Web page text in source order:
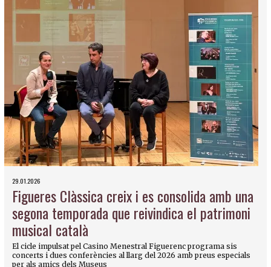
29.01.2026
Figueres Clàssica creix i es consolida amb una
segona temporada que reivindica el patrimoni
musical català
El cicle impulsat pel Casino Menestral Figuerenc programa sis
concerts i dues conferències al llarg del 2026 amb preus especials
per als amics dels Museus